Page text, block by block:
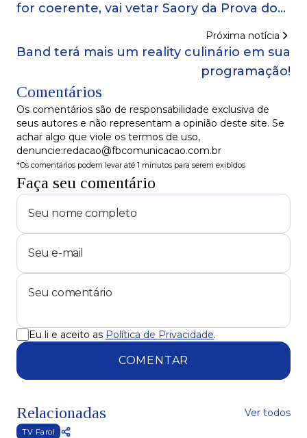
for coerente, vai vetar Saory da Prova do
Próxima notícia
Band terá mais um reality culinário em sua
programação!
Comentários
Os comentários são de responsabilidade exclusiva de
seus autores e não representam a opinião deste site. Se
achar algo que viole os termos de uso,
denuncie:redacao@fbcomunicacao.com.br
*Os comentários podem levar até 1 minutos para serem exibidos
Faça seu comentário
Eu li e aceito as Política de Privacidade.
COMENTAR
Relacionadas Ver todos
TV Farol